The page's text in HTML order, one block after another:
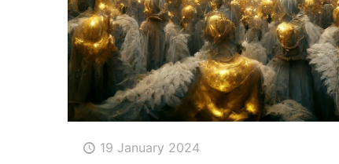
19 January 2024